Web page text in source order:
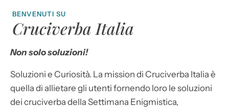
BENVENUTI SU
Cruciverba Italia
Non solo soluzioni!
Soluzioni e Curiosità. La mission di Cruciverba Italia è
quella di allietare gli utenti fornendo loro le soluzioni
dei cruciverba della Settimana Enigmistica,